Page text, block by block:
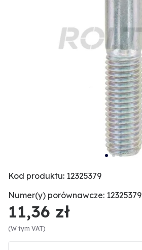
Kod produktu: 12325379
Numer(y) porównawcze: 12325379
11,36 zł
(W tym VAT)